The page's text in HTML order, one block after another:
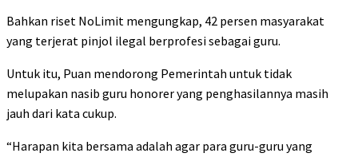
Bahkan riset NoLimit mengungkap, 42 persen masyarakat
yang terjerat pinjol ilegal berprofesi sebagai guru.
Untuk itu, Puan mendorong Pemerintah untuk tidak
melupakan nasib guru honorer yang penghasilannya masih
jauh dari kata cukup.
“Harapan kita bersama adalah agar para guru-guru yang